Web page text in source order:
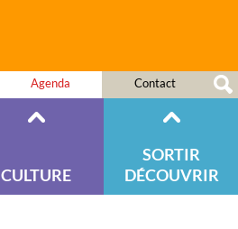
Agenda Contact
CULTURE
SORTIR
DÉCOUVRIR